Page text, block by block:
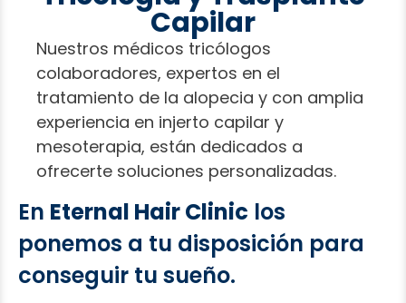
284
294
104
114
124
144
Capilar
Nuestros médicos tricólogos
colaboradores, expertos en el
tratamiento de la alopecia y con amplia
experiencia en injerto capilar y
mesoterapia, están dedicados a
ofrecerte soluciones personalizadas.
En Eternal Hair Clinic los
ponemos a tu disposición para
conseguir tu sueño.